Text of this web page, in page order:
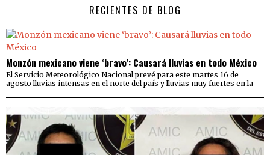
RECIENTES DE BLOG
Monzón mexicano viene ‘bravo’: Causará lluvias en todo México
El Servicio Meteorológico Nacional prevé para este martes 16 de
agosto lluvias intensas en el norte del país y lluvias muy fuertes en la